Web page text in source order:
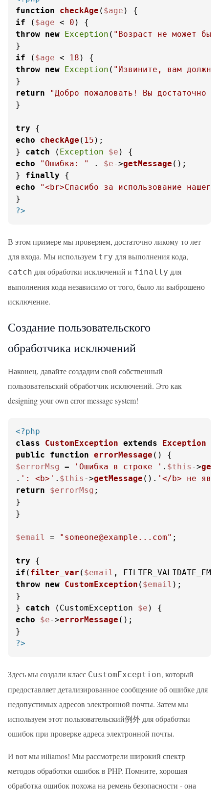
function
checkAge ( $age )
if ( $age < 0
throw new Exception ( "Возраст не может
if ( $age < 18
throw new Exception ( "Извините, вам
return
"Добро пожаловать! Вы достаточно
}
try
echo
checkAge ( 15 );
} catch ( Exception $e
echo
"Ошибка: " . $e->getMessage ();
} finally
echo
"<br>Спасибо за использование
?>
В этом примере мы проверяем, достаточно ликому-то лет
для входа. Мы используем try для выполнения кода,
catch для обработки исключений и finally для
выполнения кода независимо от того, было ли выброшено
исключение.
Создание пользовательского
обработчика исключений
Наконец, давайте создадим свой собственный
пользовательский обработчик исключений. Это как
designing your own error message system!
<?php
class
CustomException extends Exception
public
function errorMessage ( )
$errorMsg
= 'Ошибка в строке ' . $this ->
. ': <b>' . $this ->getMessage (). '</b> не
return
$errorMsg ;
}
}
$email = "someone@example...com" ;
try
if ( filter_var ( $email ,
throw new CustomException ( $email );
}
} catch (CustomException $e
echo
$e->errorMessage ();
?>
Здесь мы создали класс CustomException, который
предоставляет детализированное сообщение об ошибке для
недопустимых адресов электронной почты. Затем мы
используем этот пользовательский例外 для обработки
ошибок при проверке адреса электронной почты.
И вот мы иiliamos! Мы рассмотрели широкий спектр
методов обработки ошибок в PHP. Помните, хорошая
обработка ошибок похожа на ремень безопасности - она